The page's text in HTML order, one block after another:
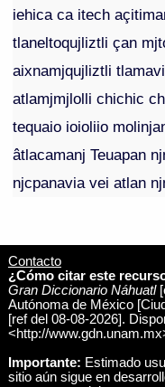
iehica ca itech
tlaneltoqujliztli çan
aixnamjqujliztli
atlamjmjlolli chichic
tequaio ioioliio
âtlacamanj Teuapan
njcpanavia vei atlan
Contacto
¿Cómo citar este
Gran Diccionario Náhuatl
Autónoma de México
[ref del 08-08-2026].
<http://
Importante: Estimado
sitio aún sigue en